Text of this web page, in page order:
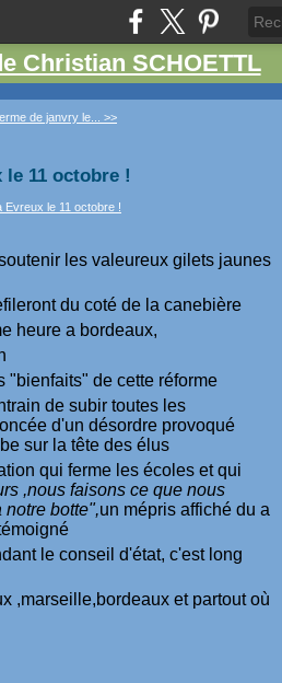
Christian SCHOETTL
de janvry le... >>
11 octobre !
les valeureux gilets jaunes
du coté de la canebière
heure a bordeaux,
"bienfaits" de cette réforme
de subir toutes les
d'un désordre provoqué
sur la tête des élus
qui ferme les écoles et qui
,nous faisons ce que nous
notre botte",un mépris affiché du a
le conseil d'état, c'est long
,marseille,bordeaux et partout où